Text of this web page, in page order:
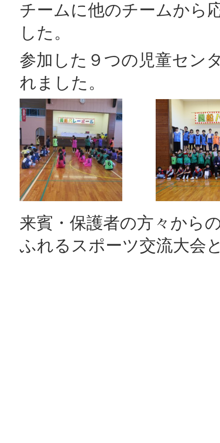
チームに他のチームから
した。
参加した９つの児童セン
れました。
来賓・保護者の方々から
ふれるスポーツ交流大会